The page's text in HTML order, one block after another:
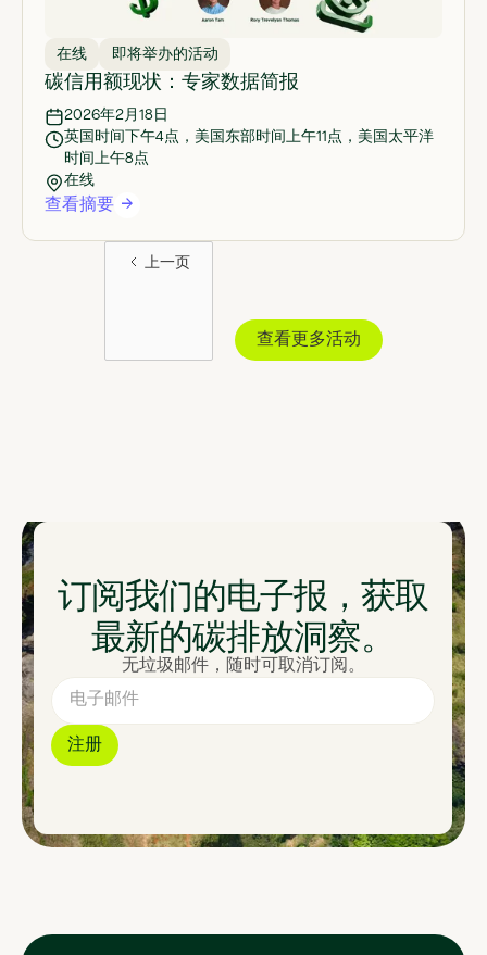
在线 即将举办的活动
碳信用额现状：专家数据简报
2026年2月18日
英国时间下午4点，美国东部时间上午11点，美国太平洋
时间上午8点
在线
查看摘要
上一页
查看更多活动
订阅我们的电子报，获取
最新的碳排放洞察。
无垃圾邮件，随时可取消订阅。